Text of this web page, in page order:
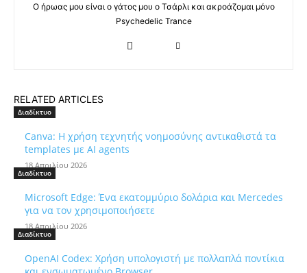
Ο ήρωας μου είναι ο γάτος μου ο Τσάρλι και ακροάζομαι μόνο
Psychedelic Trance
RELATED ARTICLES
Διαδίκτυο
Canva: Η χρήση τεχνητής νοημοσύνης αντικαθιστά τα
templates με AI agents
18 Απριλίου 2026
Διαδίκτυο
Microsoft Edge: Ένα εκατομμύριο δολάρια και Mercedes
για να τον χρησιμοποιήσετε
18 Απριλίου 2026
Διαδίκτυο
OpenAI Codex: Χρήση υπολογιστή με πολλαπλά ποντίκια